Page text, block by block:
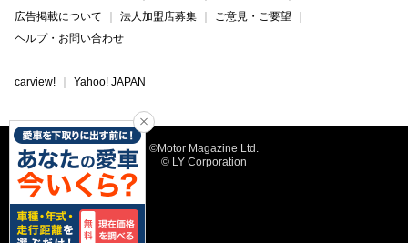
広告掲載について
法人加盟店募集
ご意見・ご要望
ヘルプ・お問い合わせ
carview! Yahoo! JAPAN
©Motor Magazine Ltd.
© LY Corporation